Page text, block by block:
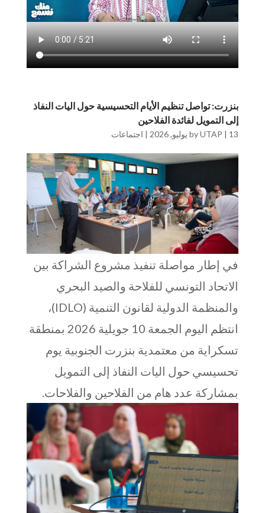
بنزرت: تواصل تنظيم الأيام التحسيسية حول اليات النفاذ
إلى التمويل لفائدة الفلاحين
byUTAP | 13 يوليو, 2026 | اجتماعات
في إطار مواصلة تنفيذ مشروع الشراكة بين
الاتحاد التونسي للفلاحة والصيد البحري
والمنظمة الدولية لقانون التنمية (IDLO)،
انتظم اليوم الجمعة 10 جويلية 2026 بمنطقة
تسكراية من معتمدية بنزرت الجنوبية يوم
تحسيسي حول اليات النفاذ إلى التمويل
بمشاركة عدد هام من الفلاحين والفلاحات.